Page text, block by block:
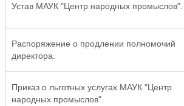
Устав МАУК "Центр народных промыслов".
Распоряжение о продлении полномочий
директора.
Приказ о льготных услугах МАУК "Центр
народных промыслов".